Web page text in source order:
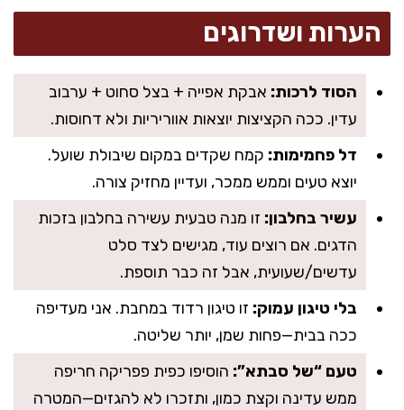
הערות ושדרוגים
הסוד לרכות: אבקת אפייה + בצל סחוט + ערבוב
עדין. ככה הקציצות יוצאות אווריריות ולא דחוסות.
דל פחמימות: קמח שקדים במקום שיבולת שועל.
יוצא טעים וממש ממכר, ועדיין מחזיק צורה.
עשיר בחלבון: זו מנה טבעית עשירה בחלבון בזכות
הדגים. אם רוצים עוד, מגישים לצד סלט
עדשים/שעועית, אבל זה כבר תוספת.
בלי טיגון עמוק: זו טיגון רדוד במחבת. אני מעדיפה
ככה בבית—פחות שמן, יותר שליטה.
טעם “של סבתא”: הוסיפו כפית פפריקה חריפה
ממש עדינה וקצת כמון, ותזכרו לא להגזים—המטרה